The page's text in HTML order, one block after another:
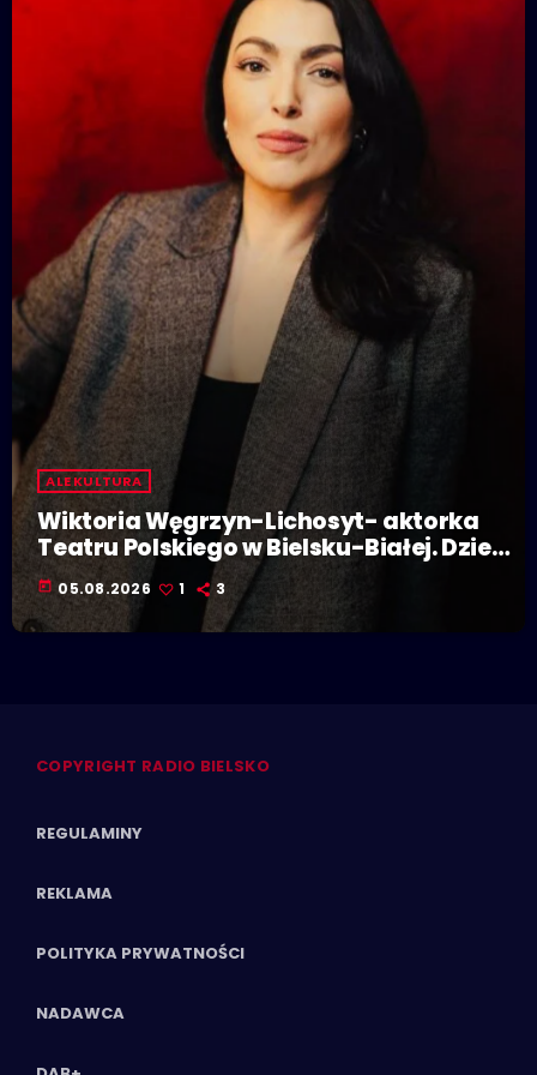
ALE KULTURA
Wiktoria Węgrzyn-Lichosyt- aktorka
Teatru Polskiego w Bielsku-Białej. Dzieje
się w Polskiej Stolicy Kultury!
today 05.08.2026 1 3
COPYRIGHT RADIO BIELSKO
REGULAMINY
REKLAMA
POLITYKA PRYWATNOŚCI
NADAWCA